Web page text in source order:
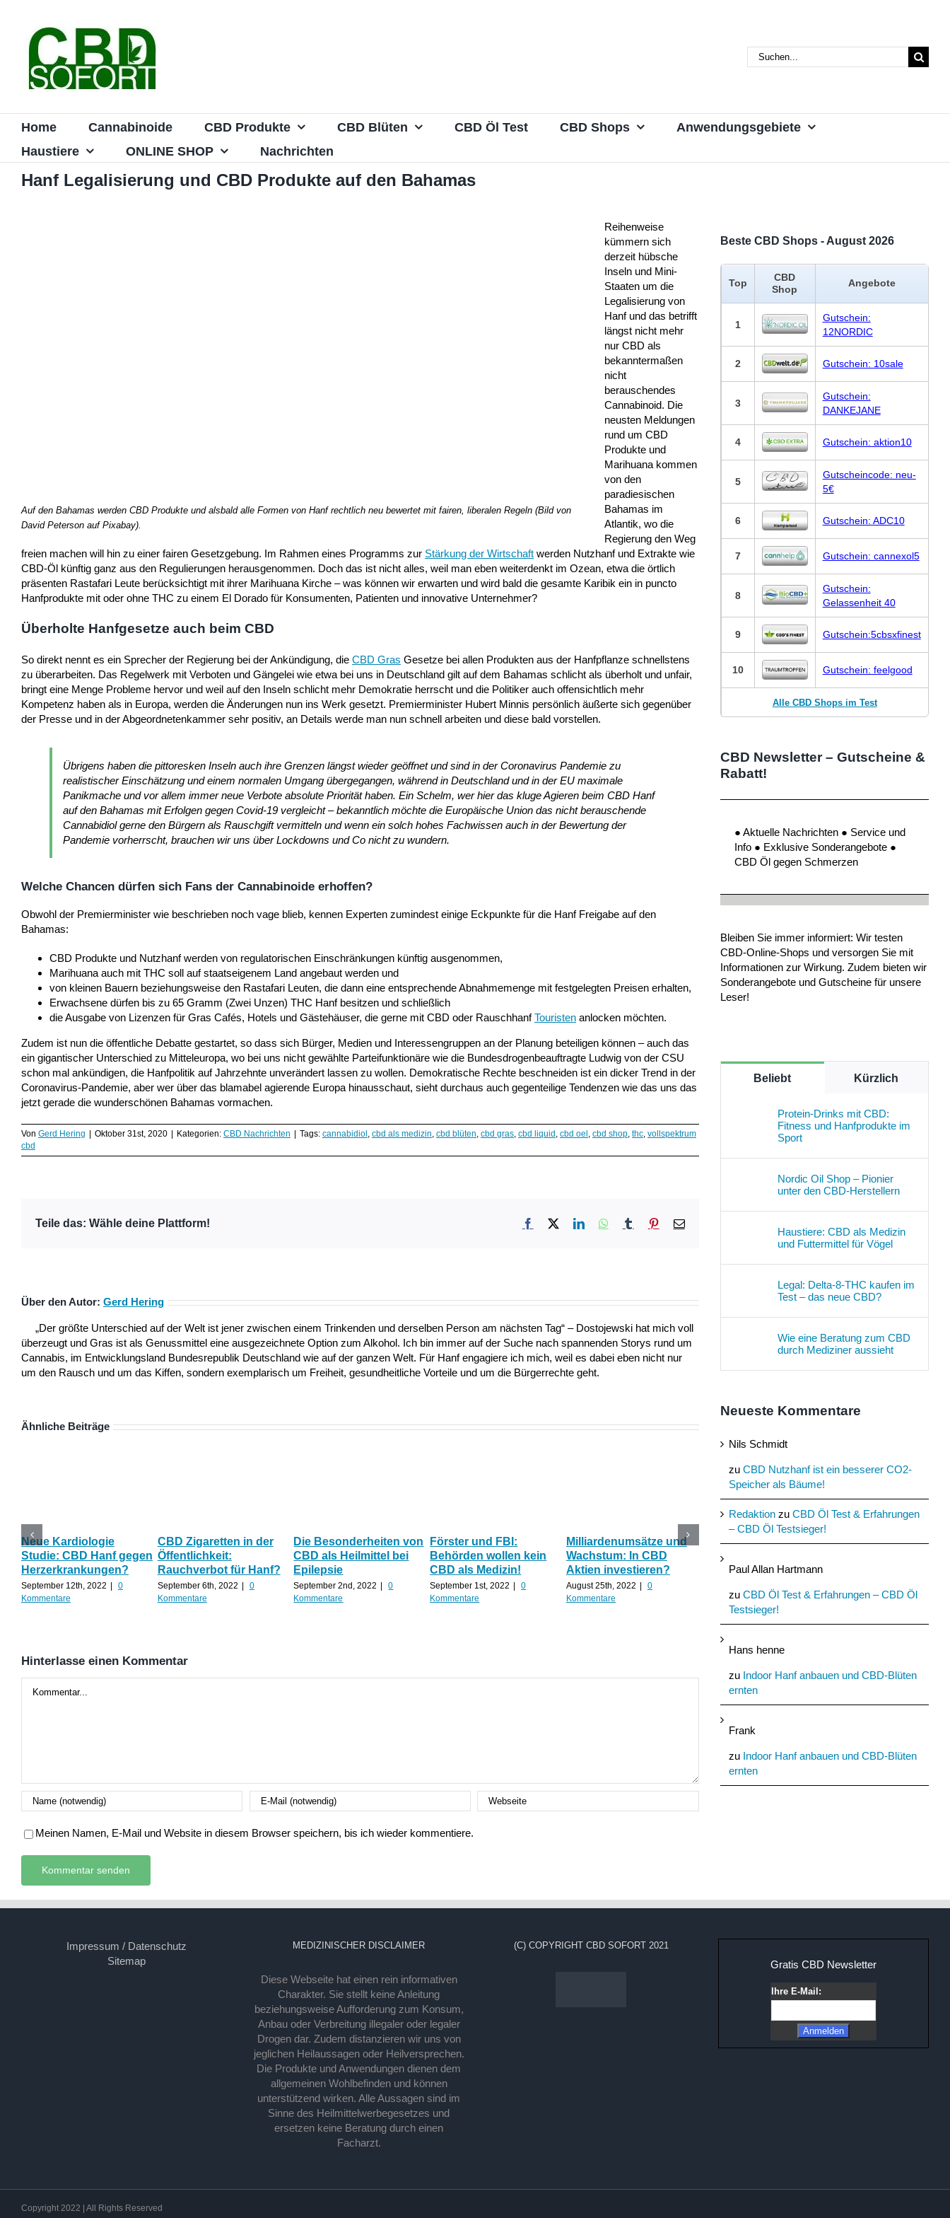
springen
Suche
nach:
Home Cannabinoide CBD Produkte CBD Blüten CBD Öl Test CBD Shops
Anwendungsgebiete
Haustiere
ONLINE SHOP Nachrichten
Hanf Legalisierung und CBD Produkte auf den Bahamas
Auf den Bahamas werden CBD Produkte und alsbald alle Formen von Hanf rechtlich neu bewertet mit fairen, liberalen Regeln (Bild von
David Peterson auf Pixabay).
Reihenweise
kümmern sich
derzeit hübsche
Inseln und Mini-
Staaten um die
Legalisierung von
Hanf und das betrifft
längst nicht mehr
nur CBD als
bekanntermaßen
nicht
berauschendes
Cannabinoid. Die
neusten Meldungen
rund um CBD
Produkte und
Marihuana kommen
von den
paradiesischen
Bahamas im
Atlantik, wo die
Regierung den Weg
freien machen will hin zu einer fairen Gesetzgebung. Im Rahmen eines Programms zur Stärkung der Wirtschaft werden Nutzhanf und Extrakte wie
CBD-Öl künftig ganz aus den Regulierungen herausgenommen. Doch das ist nicht alles, weil man eben weiterdenkt im Ozean, etwa die örtlich
präsenten Rastafari Leute berücksichtigt mit ihrer Marihuana Kirche – was können wir erwarten und wird bald die gesamte Karibik ein in puncto
Hanfprodukte mit oder ohne THC zu einem El Dorado für Konsumenten, Patienten und innovative Unternehmer?
Überholte Hanfgesetze auch beim CBD
So direkt nennt es ein Sprecher der Regierung bei der Ankündigung, die CBD Gras Gesetze bei allen Produkten aus der Hanfpflanze schnellstens
zu überarbeiten. Das Regelwerk mit Verboten und Gängelei wie etwa bei uns in Deutschland gilt auf dem Bahamas schlicht als überholt und unfair,
bringt eine Menge Probleme hervor und weil auf den Inseln schlicht mehr Demokratie herrscht und die Politiker auch offensichtlich mehr
Kompetenz haben als in Europa, werden die Änderungen nun ins Werk gesetzt. Premierminister Hubert Minnis persönlich äußerte sich gegenüber
der Presse und in der Abgeordnetenkammer sehr positiv, an Details werde man nun schnell arbeiten und diese bald vorstellen.
Übrigens haben die pittoresken Inseln auch ihre Grenzen längst wieder geöffnet und sind in der Coronavirus Pandemie zu
realistischer Einschätzung und einem normalen Umgang übergegangen, während in Deutschland und in der EU maximale
Panikmache und vor allem immer neue Verbote absolute Priorität haben. Ein Schelm, wer hier das kluge Agieren beim CBD Hanf
auf den Bahamas mit Erfolgen gegen Covid-19 vergleicht – bekanntlich möchte die Europäische Union das nicht berauschende
Cannabidiol gerne den Bürgern als Rauschgift vermitteln und wenn ein solch hohes Fachwissen auch in der Bewertung der
Pandemie vorherrscht, brauchen wir uns über Lockdowns und Co nicht zu wundern.
Welche Chancen dürfen sich Fans der Cannabinoide erhoffen?
Obwohl der Premierminister wie beschrieben noch vage blieb, kennen Experten zumindest einige Eckpunkte für die Hanf Freigabe auf den
Bahamas:
CBD Produkte und Nutzhanf werden von regulatorischen Einschränkungen künftig ausgenommen,
Marihuana auch mit THC soll auf staatseigenem Land angebaut werden und
von kleinen Bauern beziehungsweise den Rastafari Leuten, die dann eine entsprechende Abnahmemenge mit festgelegten Preisen erhalten,
Erwachsene dürfen bis zu 65 Gramm (Zwei Unzen) THC Hanf besitzen und schließlich
die Ausgabe von Lizenzen für Gras Cafés, Hotels und Gästehäuser, die gerne mit CBD oder RauschhanfTouristen anlocken möchten.
Zudem ist nun die öffentliche Debatte gestartet, so dass sich Bürger, Medien und Interessengruppen an der Planung beteiligen können – auch das
ein gigantischer Unterschied zu Mitteleuropa, wo bei uns nicht gewählte Parteifunktionäre wie die Bundesdrogenbeauftragte Ludwig von der CSU
schon mal ankündigen, die Hanfpolitik auf Jahrzehnte unverändert lassen zu wollen. Demokratische Rechte beschneiden ist ein dicker Trend in der
Coronavirus-Pandemie, aber wer über das blamabel agierende Europa hinausschaut, sieht durchaus auch gegenteilige Tendenzen wie das uns das
jetzt gerade die wunderschönen Bahamas vormachen.
Von Gerd Hering | Oktober 31st, 2020 | Kategorien: CBD Nachrichten | Tags: cannabidiol, cbd als medizin, cbd blüten, cbd gras, cbd liquid, cbd oel, cbd shop, thc, vollspektrum
cbd
Teile das: Wähle deine Plattform! Facebook
X LinkedInWhatsApp
TumblrPinterest
E-
Über den Autor: Gerd Hering
„Der größte Unterschied auf der Welt ist jener zwischen einem Trinkenden und derselben Person am nächsten Tag“ – Dostojewski hat mich voll
überzeugt und Gras ist als Genussmittel eine ausgezeichnete Option zum Alkohol. Ich bin immer auf der Suche nach spannenden Storys rund um
Cannabis, im Entwicklungsland Bundesrepublik Deutschland wie auf der ganzen Welt. Für Hanf engagiere ich mich, weil es dabei eben nicht nur
um den Rausch und um das Kiffen, sondern exemplarisch um Freiheit, gesundheitliche Vorteile und um die Bürgerrechte geht.
Ähnliche Beiträge
Neue Kardiologie
Studie: CBD Hanf gegen
Herzerkrankungen?
September 12th, 2022 |
0
Kommentare
CBD Zigaretten in der
Öffentlichkeit:
Rauchverbot für Hanf?
September 6th, 2022 |
0
Kommentare
Die Besonderheiten von
CBD als Heilmittel bei
Epilepsie
September 2nd, 2022 |
0
Kommentare
Förster und FBI:
Behörden wollen kein
CBD als Medizin!
September 1st, 2022 |
0
Kommentare
Milliardenumsätze und
Wachstum: In CBD
Aktien investieren?
August 25th, 2022 |
0
Kommentare
Katerstimmung: Wie
hilfreich ist CBD Hanf
nach zu viel Alkohol?
Kommentare
Das Ökohaus aus
August 21st, 2022 |
Hinterlasse einen Kommentar
Meinen Namen, E-Mail und Website in diesem Browser speichern, bis ich wieder kommentiere.
Beste CBD Shops - August 2026
Top
CBD
Shop
Angebote
1
Gutschein:
12NORDIC
2 Gutschein: 10sale
3
Gutschein:
DANKEJANE
4 Gutschein: aktion10
5
Gutscheincode: neu-
5€
6 Gutschein: ADC10
7 Gutschein: cannexol5
8
Gutschein:
Gelassenheit 40
9 Gutschein:5cbsxfinest
10 Gutschein: feelgood
Alle CBD Shops im Test
CBD Newsletter – Gutscheine &
Rabatt!
● Aktuelle Nachrichten ● Service und
Info ● Exklusive Sonderangebote ●
CBD Öl gegen Schmerzen
Bleiben Sie immer informiert: Wir testen
CBD-Online-Shops und versorgen Sie mit
Informationen zur Wirkung. Zudem bieten wir
Sonderangebote und Gutscheine für unsere
Leser!
Beliebt Kürzlich
Protein-Drinks mit CBD:
Fitness und Hanfprodukte im
Sport
Nordic Oil Shop – Pionier
unter den CBD-Herstellern
Haustiere: CBD als Medizin
und Futtermittel für Vögel
Legal: Delta-8-THC kaufen im
Test – das neue CBD?
Wie eine Beratung zum CBD
durch Mediziner aussieht
Neueste Kommentare
Nils Schmidt
zu CBD Nutzhanf ist ein besserer CO2-
Speicher als Bäume!
Redaktion zu CBD Öl Test & Erfahrungen
– CBD Öl Testsieger!
Paul Allan Hartmann
zu CBD Öl Test & Erfahrungen – CBD Öl
Testsieger!
Hans henne
zu Indoor Hanf anbauen und CBD-Blüten
ernten
Frank
zu Indoor Hanf anbauen und CBD-Blüten
ernten
Impressum / Datenschutz
Sitemap
MEDIZINISCHER DISCLAIMER
Diese Webseite hat einen rein informativen
Charakter. Sie stellt keine Anleitung
beziehungsweise Aufforderung zum Konsum,
Anbau oder Verbreitung illegaler oder legaler
Drogen dar. Zudem distanzieren wir uns von
jeglichen Heilaussagen oder Heilversprechen.
Die Produkte und Anwendungen dienen dem
allgemeinen Wohlbefinden und können
unterstützend wirken. Alle Aussagen sind im
Sinne des Heilmittelwerbegesetzes und
ersetzen keine Beratung durch einen
Facharzt.
(C) COPYRIGHT CBD SOFORT 2021
Gratis CBD Newsletter
Ihre E-Mail:
Copyright 2022 | All Rights Reserved